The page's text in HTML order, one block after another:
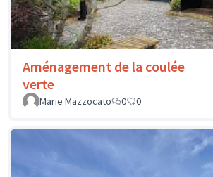
Aménagement de la coulée
verte
Marie Mazzocato
0 0